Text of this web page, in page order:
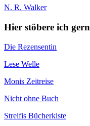
N. R. Walker
Hier stöbere ich gern
Die Rezensentin
Lese Welle
Monis Zeitreise
Nicht ohne Buch
Streifis Bücherkiste